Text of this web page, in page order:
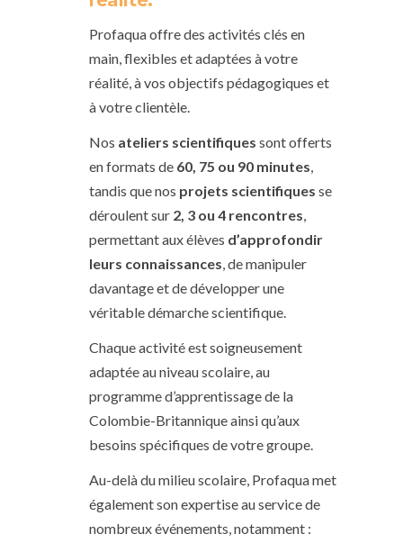
Profaqua offre des activités clés en
main, flexibles et adaptées à votre
réalité, à vos objectifs pédagogiques et
à votre clientèle.
Nos ateliers scientifiques sont offerts
en formats de 60, 75 ou 90 minutes,
tandis que nos projets scientifiques se
déroulent sur 2, 3 ou 4 rencontres,
permettant aux élèves d’approfondir
leurs connaissances, de manipuler
davantage et de développer une
véritable démarche scientifique.
Chaque activité est soigneusement
adaptée au niveau scolaire, au
programme d’apprentissage de la
Colombie-Britannique ainsi qu’aux
besoins spécifiques de votre groupe.
Au-delà du milieu scolaire, Profaqua met
également son expertise au service de
nombreux événements, notamment :